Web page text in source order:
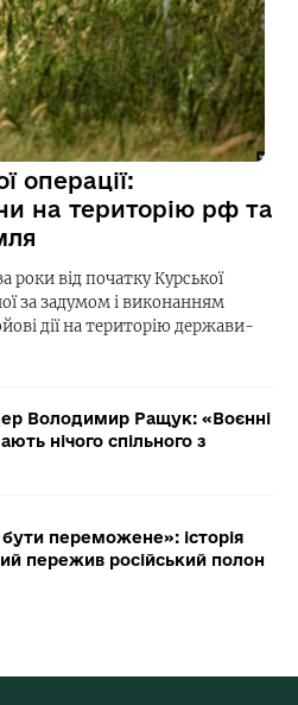
операції:
на територію рф та
роки від початку Курської
за задумом і виконанням
дії на територію держави-
Володимир Ращук: «Воєнні
нічого спільного з
переможене»: історія
пережив російський полон